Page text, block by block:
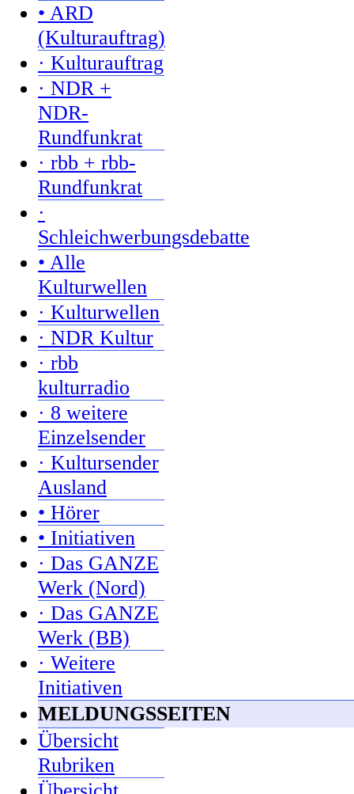
• ARD
(Kulturauftrag)
· Kulturauftrag
· NDR +
NDR-
Rundfunkrat
· rbb + rbb-
Rundfunkrat
·
Schleichwerbungsdebatte
• Alle
Kulturwellen
· Kulturwellen
· NDR Kultur
· rbb
kulturradio
· 8 weitere
Einzelsender
· Kultursender
Ausland
• Hörer
• Initiativen
· Das GANZE
Werk (Nord)
· Das GANZE
Werk (BB)
· Weitere
Initiativen
MELDUNGSSEITEN
Übersicht
Rubriken